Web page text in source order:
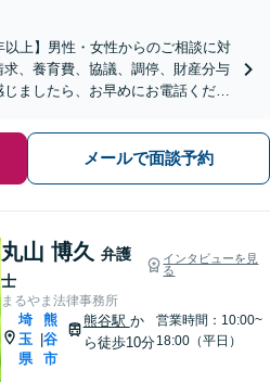
以上】男性・女性からのご相談に対
、養育費、協議、調停、財産分与
ましたら、お早めにお電話くださ
メールで面談予約
丸山 博久 弁護
士
インタビューを見
る
まるやま法律事務所
埼
玉
県
|
熊
谷
市
熊谷駅 か
ら徒歩10分
営業時間：10:00~
18:00（平日）